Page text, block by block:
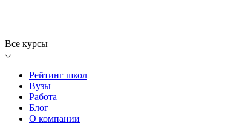
Все курсы
Рейтинг школ
Вузы
Работа
Блог
О компании